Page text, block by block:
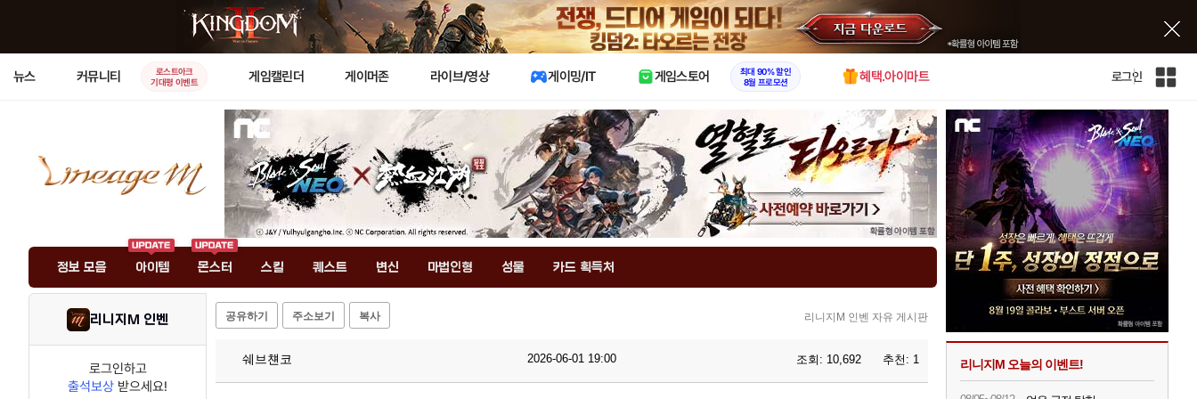
X
뉴스 커뮤니티
로스트아크
기대평 이벤트
게임캘린더 게이머존 라이브/영상 게이밍/IT 게임스토어
최대 90% 할인
8월 프로모션
혜택.아이마트 로그인
인
전
체
사
정보 모음 아이템 몬스터 스킬 퀘스트 변신 마법인형 성물 카드 획득처
리니지M 인벤
로그인하고
출석보상 받으세요!
공유하기 주소보기 복사 리니지M 인벤 자유 게시판
쉐브첀코 2026-06-01 19:00 조회: 10,692 추천: 1 리니지M 오늘의 이벤트!